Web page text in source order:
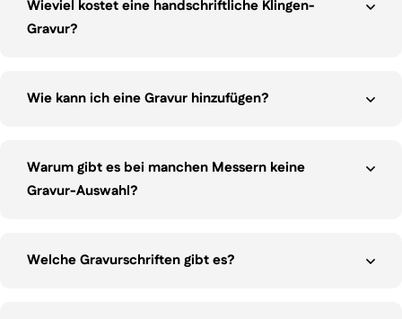
Wieviel kostet eine handschriftliche Klingen-
Gravur?
Wie kann ich eine Gravur hinzufügen?
Warum gibt es bei manchen Messern keine
Gravur-Auswahl?
Welche Gravurschriften gibt es?